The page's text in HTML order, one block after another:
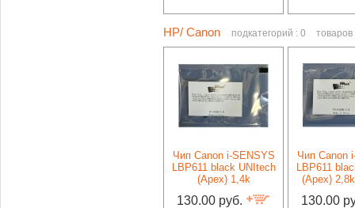
HP/ Canon подкатегорий : 0 товаров
Чип Canon i-SENSYS
LBP611 black UNItech
(Apex) 1,4k
130.00 руб.
Чип Canon
LBP611
(Apex)
130.00